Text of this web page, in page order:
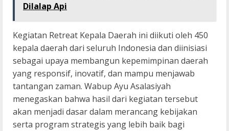
Dilalap Api
Kegiatan Retreat Kepala Daerah ini diikuti oleh 450
kepala daerah dari seluruh Indonesia dan diinisiasi
sebagai upaya membangun kepemimpinan daerah
yang responsif, inovatif, dan mampu menjawab
tantangan zaman. Wabup Ayu Asalasiyah
menegaskan bahwa hasil dari kegiatan tersebut
akan menjadi dasar dalam merancang kebijakan
serta program strategis yang lebih baik bagi